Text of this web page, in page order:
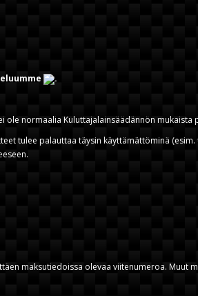
.
normaalia Kuluttajalainsäädännön mukaista
tulee palauttaa täysin käyttämättöminä
maksutiedoissa olevaa viitenumeroa. Muut